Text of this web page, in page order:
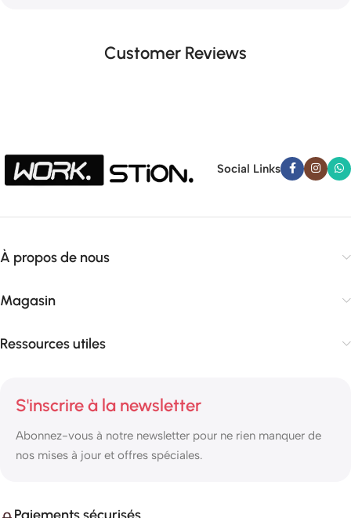
Customer Reviews
Social Links
À propos de nous
Magasin
Ressources utiles
S'inscrire à la newsletter
Abonnez-vous à notre newsletter pour ne rien manquer de
nos mises à jour et offres spéciales.